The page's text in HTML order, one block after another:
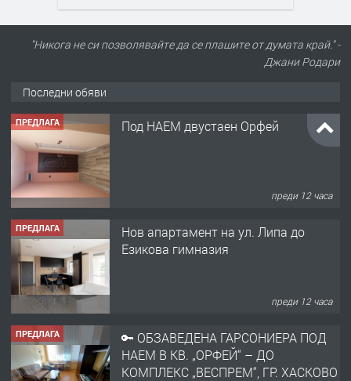
"Никога не си позволявайте да се плашите от думата край." -
Джани Родари
Последни обяви
ПРЕДЛАГА Под НАЕМ двустаен Орфей
преди 12 часа
ПРЕДЛАГА
Нов апартамент на ул. Липа до
Езикова гимназия
преди 12 часа
ПРЕДЛАГА
🔑 ОБЗАВЕДЕНА ГАРСОНИЕРА ПОД
НАЕМ В КВ. „ОРФЕЙ“ – ДО
КОМПЛЕКС „ВЕСПРЕМ“, ГР. ХАСКОВО